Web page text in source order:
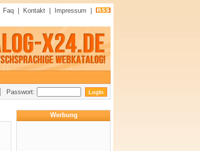
Faq Kontakt Impressum
Passwort:
Werbung